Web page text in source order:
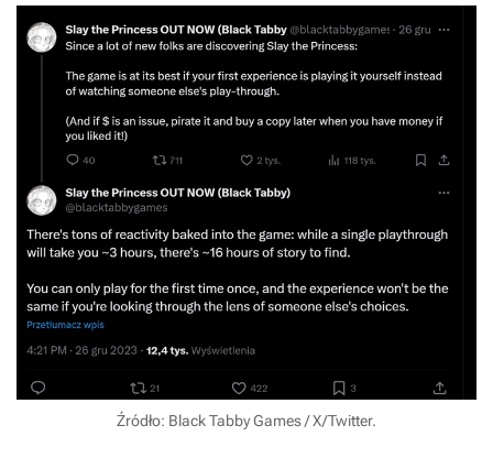
Źródło: Black Tabby Games / X/Twitter.